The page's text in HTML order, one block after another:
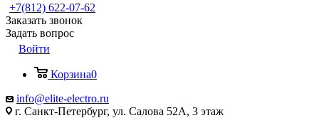
+7(812) 622-07-62
Заказать звонок
Задать вопрос
Войти
Корзина0
info@elite-electro.ru
г. Санкт-Петербург, ул. Салова 52А, 3 этаж